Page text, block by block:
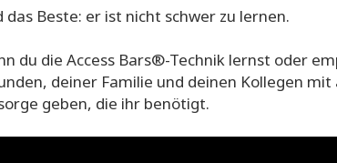
das Beste: er ist nicht schwer zu lernen.
du die Access Bars®-Technik lernst oder
deiner Familie und deinen Kollegen
geben, die ihr benötigt.